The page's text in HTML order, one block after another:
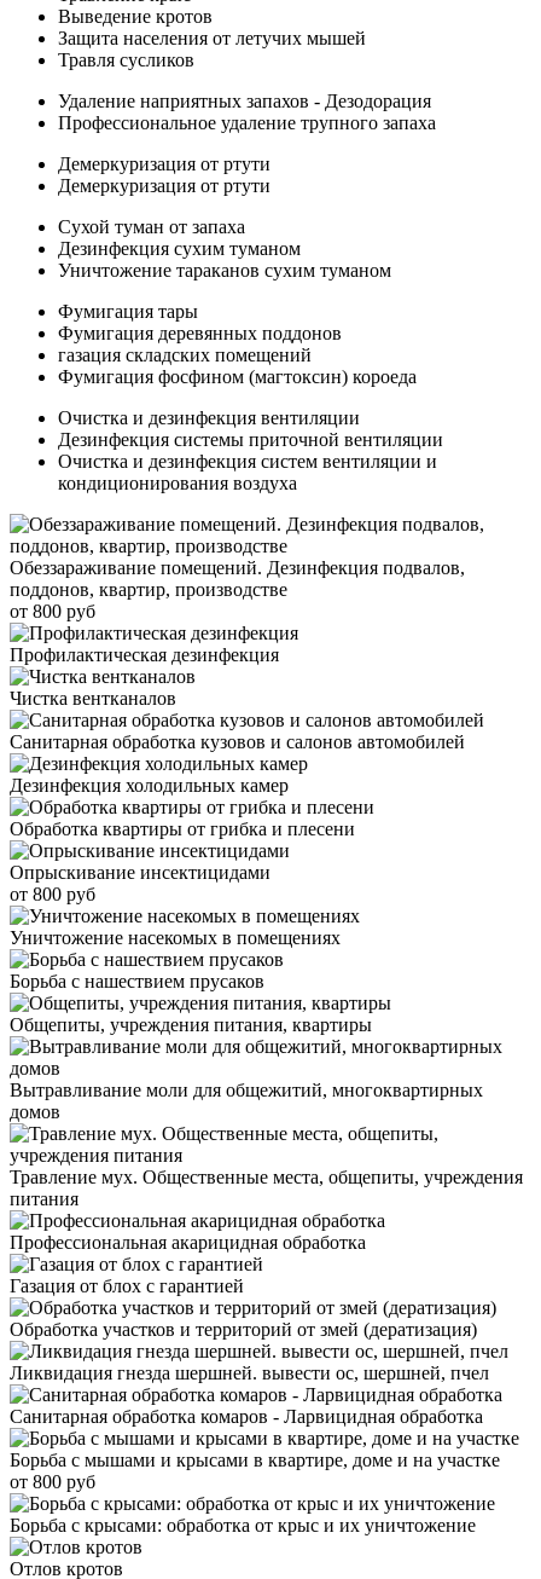
Выведение кротов
Защита населения от летучих мышей
Травля сусликов
Удаление наприятных запахов - Дезодорация
Профессиональное удаление трупного запаха
Демеркуризация от ртути
Демеркуризация от ртути
Сухой туман от запаха
Дезинфекция сухим туманом
Уничтожение тараканов сухим туманом
Фумигация тары
Фумигация деревянных поддонов
газация складских помещений
Фумигация фосфином (магтоксин) короеда
Очистка и дезинфекция вентиляции
Дезинфекция системы приточной вентиляции
Очистка и дезинфекция систем вентиляции и
кондиционирования воздуха
Обеззараживание помещений. Дезинфекция подвалов,
поддонов, квартир, производстве
от 800 руб
Профилактическая дезинфекция
Чистка вентканалов
Санитарная обработка кузовов и салонов автомобилей
Дезинфекция холодильных камер
Обработка квартиры от грибка и плесени
Опрыскивание инсектицидами
от 800 руб
Уничтожение насекомых в помещениях
Борьба с нашествием прусаков
Общепиты, учреждения питания, квартиры
Вытравливание моли для общежитий, многоквартирных
домов
Травление мух. Общественные места, общепиты, учреждения
питания
Профессиональная акарицидная обработка
Газация от блох с гарантией
Обработка участков и территорий от змей (дератизация)
Ликвидация гнезда шершней. вывести ос, шершней, пчел
Санитарная обработка комаров - Ларвицидная обработка
Борьба с мышами и крысами в квартире, доме и на участке
от 800 руб
Борьба с крысами: обработка от крыс и их уничтожение
Отлов кротов